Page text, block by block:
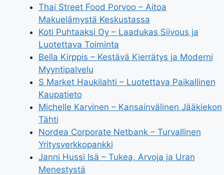
Thai Street Food Porvoo – Aitoa
Makuelämystä Keskustassa
Koti Puhtaaksi Oy – Laadukas Siivous ja
Luotettava Toiminta
Bella Kirppis – Kestävä Kierrätys ja Moderni
Myyntipalvelu
S Market Haukilahti – Luotettava Paikallinen
Kaupatieto
Michelle Karvinen – Kansainvälinen Jääkiekon
Tähti
Nordea Corporate Netbank – Turvallinen
Yritysverkkopankki
Janni Hussi Isä – Tukea, Arvoja ja Uran
Menestystä